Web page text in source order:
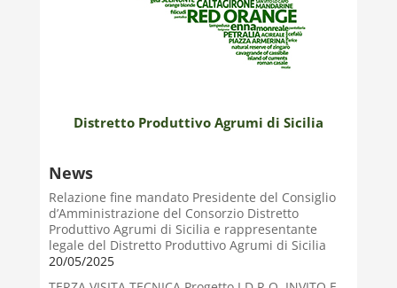
Distretto Produttivo Agrumi di Sicilia
News
Relazione fine mandato Presidente del Consiglio
d’Amministrazione del Consorzio Distretto
Produttivo Agrumi di Sicilia e rappresentante
legale del Distretto Produttivo Agrumi di Sicilia
20/05/2025